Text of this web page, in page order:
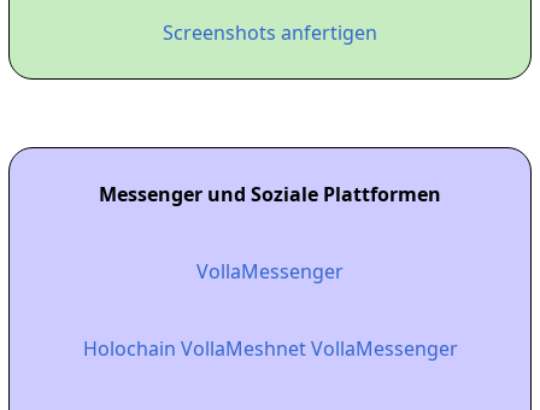
Screenshots anfertigen
Messenger und Soziale Plattformen
VollaMessenger
Holochain VollaMeshnet VollaMessenger